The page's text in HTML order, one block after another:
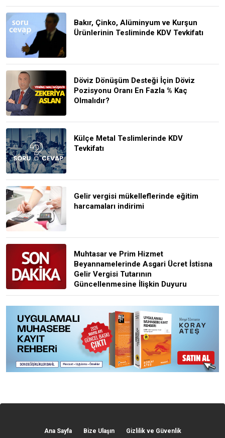
Bakır, Çinko, Alüminyum ve Kurşun
Ürünlerinin Tesliminde KDV Tevkifatı
Döviz Dönüşüm Desteği İçin Döviz
Pozisyonu Oranı En Fazla % Kaç
Olmalıdır?
Külçe Metal Teslimlerinde KDV
Tevkifatı
Gelir vergisi mükelleflerinde eğitim
harcamaları indirimi
Muhtasar ve Prim Hizmet
Beyannamelerinde Asgari Ücret İstisna
Gelir Vergisi Tutarının
Güncellenmesine İlişkin Duyuru
Ana Sayfa Bize Ulaşın Gizlilik ve Güvenlik